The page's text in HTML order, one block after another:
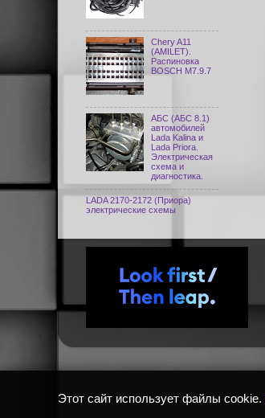
Chery A11
(AMILET).
Распиновка
BOSCH M7.9.7
АБС (АБС 8.1)
автомобилей
Lada Kalina и
Lada Priora.
Электрическая
схема и
диагностика.
LADA 2170-2172 (Приора)
электрические схемы
Этот сайт использует файлы cookie.